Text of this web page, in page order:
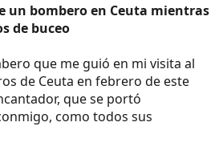
un bombero en Ceuta mientras
de buceo
que me guió en mi visita al
de Ceuta en febrero de este
que se portó
como todos sus